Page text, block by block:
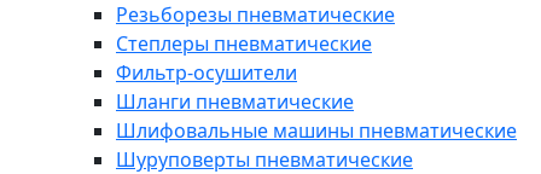
Резьборезы пневматические
Степлеры пневматические
Фильтр-осушители
Шланги пневматические
Шлифовальные машины пневматические
Шуруповерты пневматические